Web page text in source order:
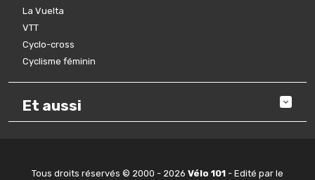
La Vuelta
VTT
Cyclo-cross
Cyclisme féminin
Et aussi
Tous droits réservés © 2000 - 2026 Vélo 101 - Edité par le